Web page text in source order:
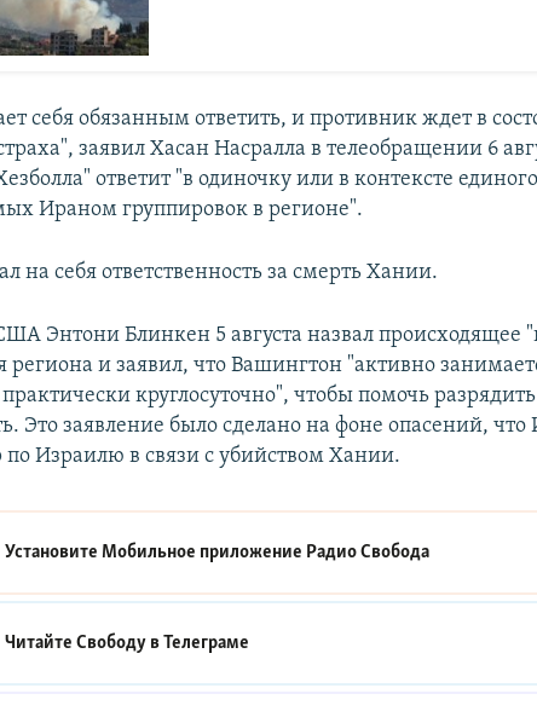
себя обязанным ответить, и противник ждет в
заявил Хасан Насралла в телеобращении 6
ответит "в одиночку или в контексте
Ираном группировок в регионе".
на себя ответственность за смерть Хании.
Энтони Блинкен 5 августа назвал происходящее
и заявил, что Вашингтон "активно
круглосуточно", чтобы помочь разрядить
Это заявление было сделано на фоне опасений, что
по Израилю в связи с убийством Хании.
Установите Мобильное приложение Радио Свобода
Читайте Свободу вТелеграме